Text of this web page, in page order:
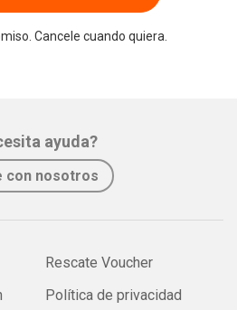
Cancele cuando quiera.
ayuda?
con nosotros
Rescate Voucher
Política de privacidad